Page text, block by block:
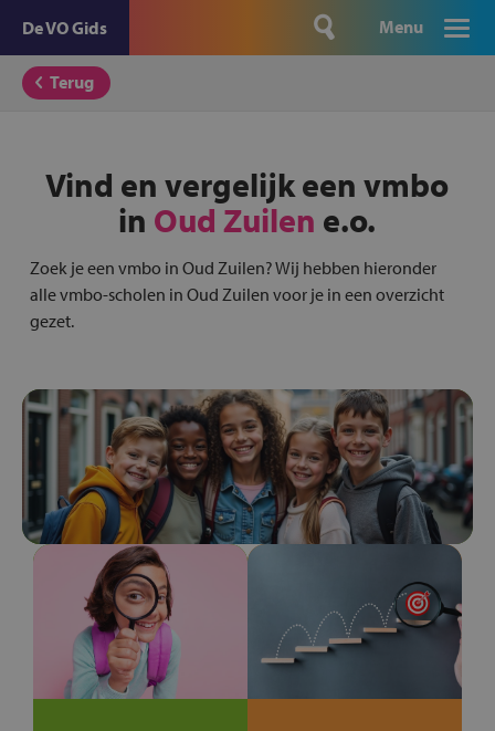
De VO Gids Menu
Terug
Vind en vergelijk een vmbo
in Oud Zuilen e.o.
Zoek je een vmbo in Oud Zuilen? Wij hebben hieronder
alle vmbo-scholen in Oud Zuilen voor je in een overzicht
gezet.